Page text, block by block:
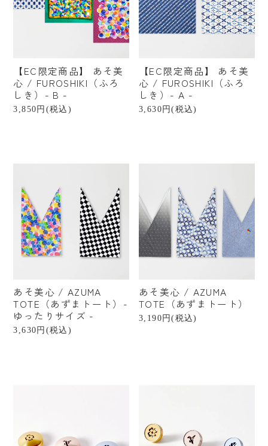
【EC限定商品】 あそ美
心 / FUROSHIKI（ふろ
しき）- B -
3,850円(税込)
【EC限定商品】 あそ美
心 / FUROSHIKI（ふろ
しき）- A -
3,630円(税込)
あそ美心 / AZUMA
TOTE（あずまトート）-
ゆったりサイズ -
3,630円(税込)
あそ美心 / AZUMA
TOTE（あずまトート）
3,190円(税込)